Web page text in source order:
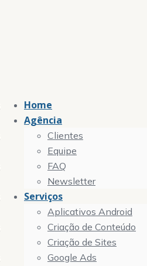
Home
Agência
Clientes
Equipe
FAQ
Newsletter
Serviços
Aplicativos Android
Criação de Conteúdo
Criação de Sites
Google Ads